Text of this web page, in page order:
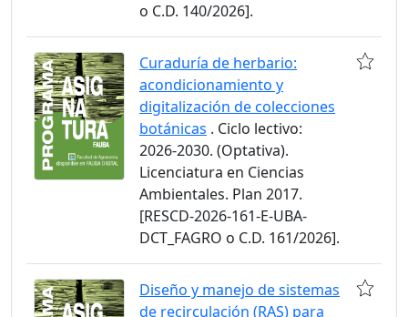
o C.D. 140/2026].
Curaduría de herbario:
acondicionamiento y
digitalización de colecciones
botánicas . Ciclo lectivo:
2026-2030. (Optativa).
Licenciatura en Ciencias
Ambientales. Plan 2017.
[RESCD-2026-161-E-UBA-
DCT_FAGRO o C.D. 161/2026].
Diseño y manejo de sistemas
de recirculación (RAS) para